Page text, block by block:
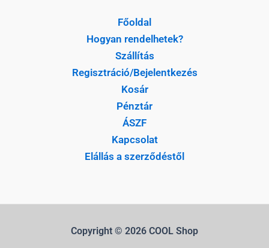
Főoldal
Hogyan rendelhetek?
Szállítás
Regisztráció/Bejelentkezés
Kosár
Pénztár
ÁSZF
Kapcsolat
Elállás a szerződéstől
Copyright © 2026 COOL Shop